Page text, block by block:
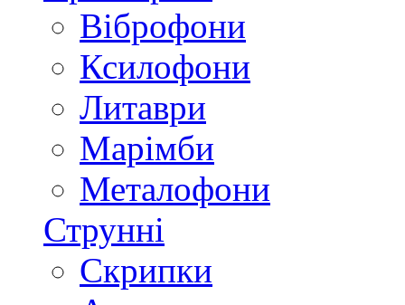
Віброфони
Ксилофони
Литаври
Марімби
Металофони
Струнні
Скрипки